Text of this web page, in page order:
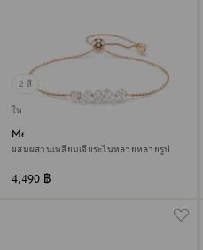
2 สี
ใหม่
Mesmera สร้อยข้อมือ
ผสมผสานเหลี่ยมเจียระไนหลายหลายรูป
4,490 ฿